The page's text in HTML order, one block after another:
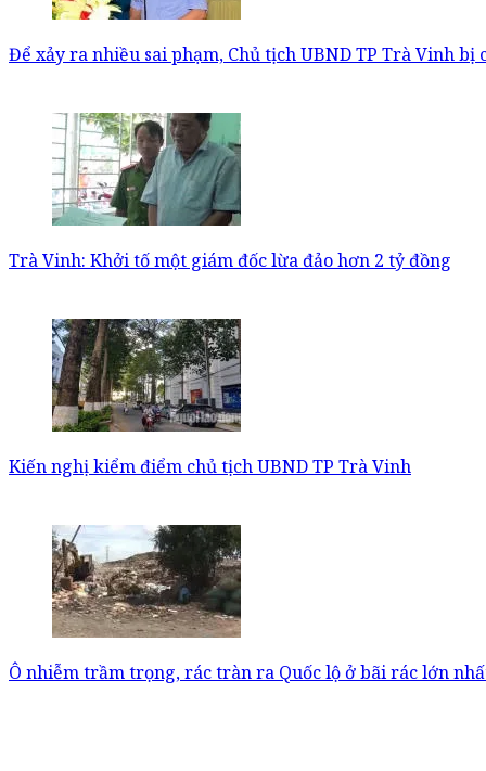
Để xảy ra nhiều sai phạm, Chủ tịch UBND TP Trà Vinh bị
Trà Vinh: Khởi tố một giám đốc lừa đảo hơn 2 tỷ đồng
Kiến nghị kiểm điểm chủ tịch UBND TP Trà Vinh
Ô nhiễm trầm trọng, rác tràn ra Quốc lộ ở bãi rác lớn